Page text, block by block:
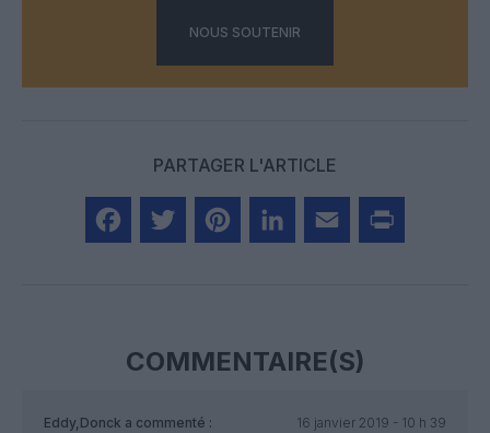
NOUS SOUTENIR
PARTAGER L'ARTICLE
COMMENTAIRE(S)
Eddy,Donck a commenté :
16 janvier 2019 - 10 h 39